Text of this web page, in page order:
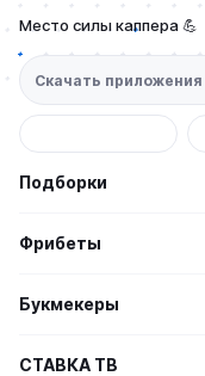
Место силы каппера 💪
Скачать приложения
Подборки
Фрибеты
Букмекеры
СТАВКА TВ